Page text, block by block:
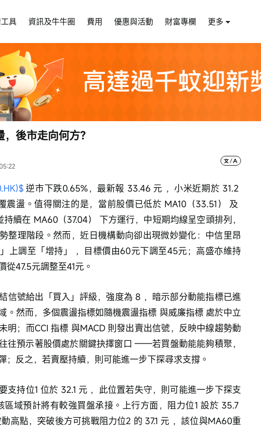
具 資訊及牛牛圈 費用 優惠與活動 財富專欄 更多
後市走向何方？
逆市下跌0.65%，最新報 33.46 元 ，小米近期於 31.2
震盪。值得關注的是，當前股價已低於 MA10（33.51） 及
續在 MA60（37.04） 下方運行，中短期均線呈空頭排列，
整理階段。然而，近日機構動向卻出現微妙變化：中信里昂
上調至「增持」 ，目標價由60元下調至45元；高盛亦維持
從47.5元調整至41元。
信號給出「買入」評級，強度為 8 ，暗示部分動能指標已進
。然而，多個震盪指標如隨機震盪指標 與威廉指標 處於中立
明；而CCI 指標 與MACD 則發出賣出信號，反映中線趨勢動
往預示著股價處於關鍵抉擇窗口 ——若買盤動能能夠積聚，
；反之，若賣壓持續，則可能進一步下探尋求支撐。
支持位1 位於 32.1 元 ，此位置若失守，則可能進一步下探支
區域預計將有較強買盤承接。上行方面，阻力位1 設於 35.7
高點，突破後方可挑戰阻力位2 的 37.1 元 ，該位與MA60重